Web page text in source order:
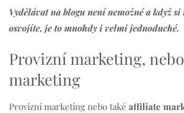
Vydělávat na blogu není nemožné a když
osvojíte, je to mnohdy i velmi jednoduché.
Provizní marketing,
marketing
Provizní marketing nebo také affiliate